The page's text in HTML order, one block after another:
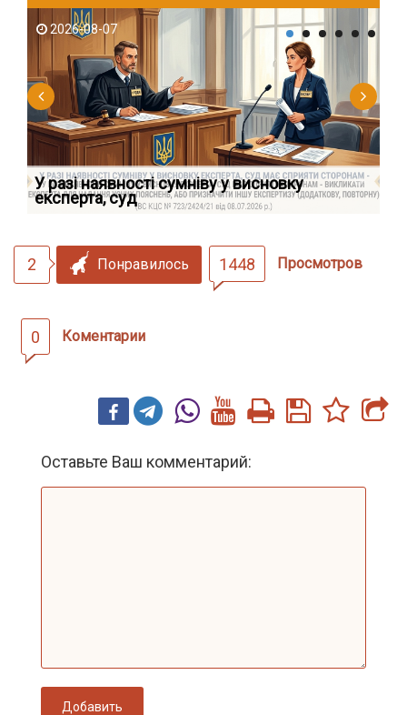
2026-08-07
У разі наявності сумніву у висновку
експерта, суд
2 Понравилось 1448 Просмотров
0 Коментарии
Оставьте Ваш комментарий:
Добавить